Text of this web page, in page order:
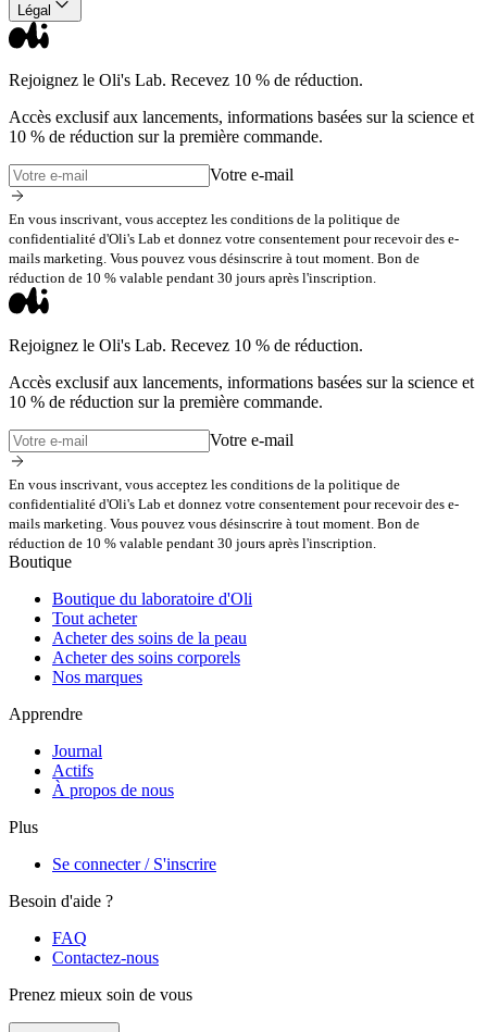
Légal
Rejoignez le Oli's Lab. Recevez 10 % de réduction.
Accès exclusif aux lancements, informations basées sur la science et
10 % de réduction sur la première commande.
Votre e-mail
En vous inscrivant, vous acceptez les conditions de la politique de
confidentialité d'Oli's Lab et donnez votre consentement pour recevoir des e-
mails marketing. Vous pouvez vous désinscrire à tout moment. Bon de
réduction de 10 % valable pendant 30 jours après l'inscription.
Rejoignez le Oli's Lab. Recevez 10 % de réduction.
Accès exclusif aux lancements, informations basées sur la science et
10 % de réduction sur la première commande.
Votre e-mail
En vous inscrivant, vous acceptez les conditions de la politique de
confidentialité d'Oli's Lab et donnez votre consentement pour recevoir des e-
mails marketing. Vous pouvez vous désinscrire à tout moment. Bon de
réduction de 10 % valable pendant 30 jours après l'inscription.
Boutique
Boutique du laboratoire d'Oli
Tout acheter
Acheter des soins de la peau
Acheter des soins corporels
Nos marques
Apprendre
Journal
Actifs
À propos de nous
Plus
Se connecter / S'inscrire
Besoin d'aide ?
FAQ
Contactez-nous
Prenez mieux soin de vous